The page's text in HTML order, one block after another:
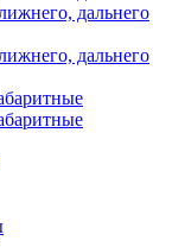
дальнего
дальнего